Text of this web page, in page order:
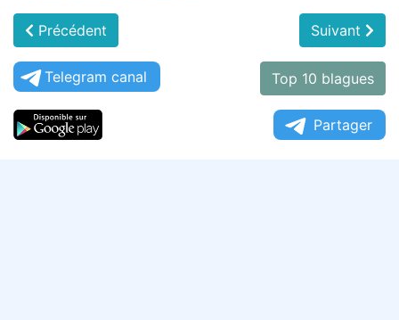
Précédent Suivant
Telegram canal Top 10 blagues
Partager